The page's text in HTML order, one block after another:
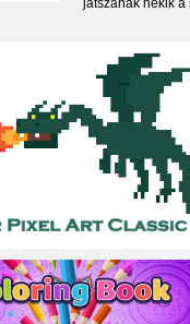
játszanak nekik a